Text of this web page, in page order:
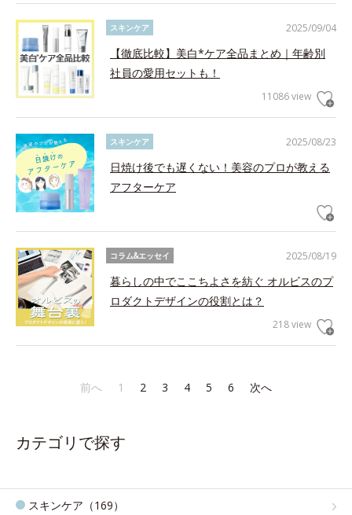
2025/09/04
スキンケア
【徹底比較】美白*ケア全品まとめ｜年齢別
社員の愛用セットも！
11086 view
2025/08/23
スキンケア
日焼け後でも遅くない！美容のプロが教える
アフターケア
2025/08/19
コラム&エッセイ
暮らしの中でここちよさを紡ぐ オルビスのプ
ロダクトデザインの役割とは？
218 view
前へ 1 2 3 4 5 6 次へ
カテゴリで探す
スキンケア（169）